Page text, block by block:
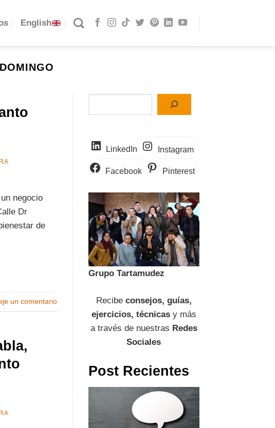
English
negocio
Dr
de
un comentario
LinkedIn Instagram
Facebook Pinterest
Grupo Tartamudez
Recibe consejos, guías,
ejercicios, técnicasy más
a través de nuestras Redes
Sociales
Post Recientes